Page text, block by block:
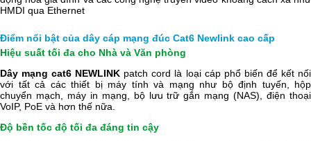
HMDI qua Ethernet
Điểm nổi bật của dây cáp mạng đúc Cat6 Newlink cao cấp
Hiệu suất tối đa cho Nhà và Văn phòng
Dây mạng cat6 NEWLINK patch cord là loại cáp phổ biến để kết nối
với tất cả các thiết bị máy tính và mạng như bộ định tuyến, hộp
chuyển mạch, máy in mạng, bộ lưu trữ gắn mạng (NAS), điện thoại
VoIP, PoE và hơn thế nữa.
Độ bền tốc độ tối đa đáng tin cậy